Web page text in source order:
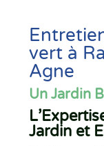
vert à
Agne
Un Jardin
Jardin et